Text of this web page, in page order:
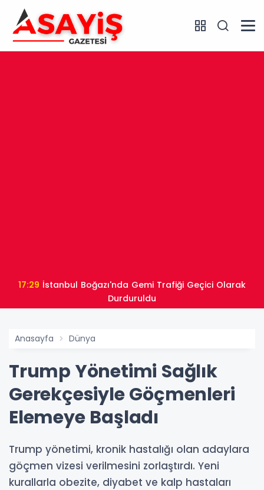
17:29
Durduruldu
Anasayfa Dünya
Trump Yönetimi Sağlık
Gerekçesiyle Göçmenleri
Elemeye Başladı
Trump yönetimi, kronik hastalığı olan adaylara
göçmen vizesi verilmesini zorlaştırdı. Yeni
kurallarla obezite, diyabet ve kalp hastaları